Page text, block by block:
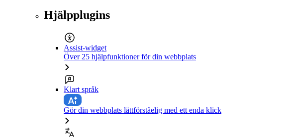
Hjälpplugins
Assist-widget
Över 25 hjälpfunktioner för din webbplats
Klart språk
Gör din webbplats lättförståelig med ett enda klick